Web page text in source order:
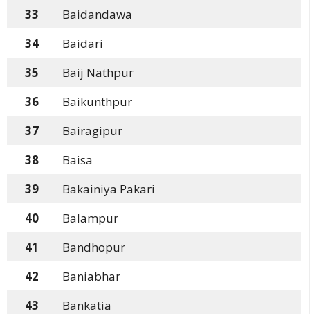
33
Baidandawa
34
Baidari
35
Baij Nathpur
36
Baikunthpur
37
Bairagipur
38
Baisa
39
Bakainiya Pakari
40
Balampur
41
Bandhopur
42
Baniabhar
43
Bankatia